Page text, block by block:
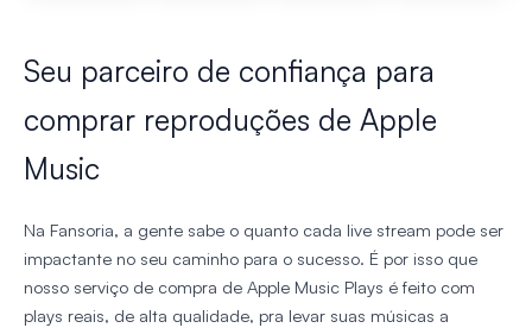
Seu parceiro de confiança para
comprar reproduções de Apple
Music
Na Fansoria, a gente sabe o quanto cada live stream pode ser
impactante no seu caminho para o sucesso. É por isso que
nosso serviço de compra de Apple Music Plays é feito com
plays reais, de alta qualidade, pra levar suas músicas a